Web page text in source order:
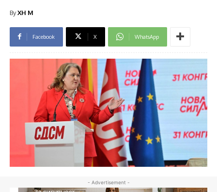
ByXH M
Facebook X WhatsApp
- Advertisement -